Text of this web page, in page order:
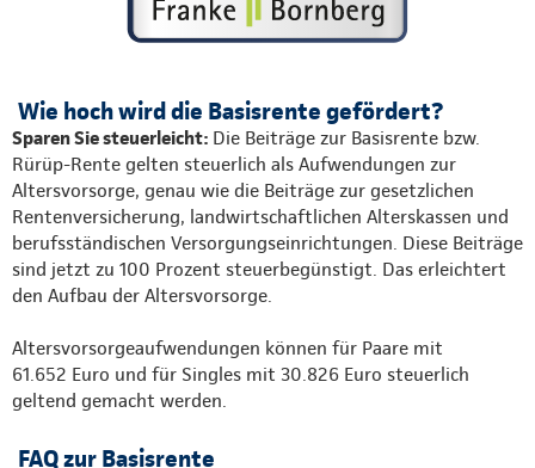
Wie hoch wird die Basisrente gefördert?
Sparen Sie steuerleicht: Die Beiträge zur Basisrente bzw.
Rürüp-Rente gelten steuerlich als Aufwendungen zur
Altersvorsorge, genau wie die Beiträge zur gesetzlichen
Rentenversicherung, landwirtschaftlichen Alterskassen und
berufsständischen Versorgungseinrichtungen. Diese Beiträge
sind jetzt zu 100 Prozent steuerbegünstigt. Das erleichtert
den Aufbau der Altersvorsorge.
Altersvorsorgeaufwendungen können für Paare mit
61.652 Euro und für Singles mit 30.826 Euro steuerlich
geltend gemacht werden.
FAQ zur Basisrente